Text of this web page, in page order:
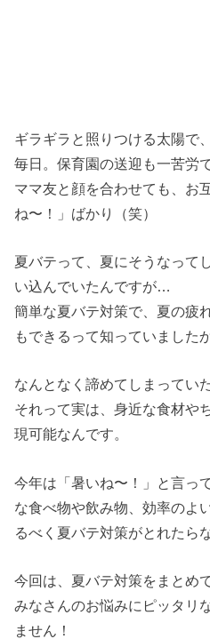
ギラギラと照りつける太陽で
毎日。保育園の送迎も一苦労
ママ友と顔を合わせても、お
ね〜！」ばかり（笑）
夏バテって、夏にそうなって
い込んでいたんですが…
簡単な夏バテ対策で、夏の疲
もできるって知っていました
なんとなく諦めてしまってい
それって実は、身近な食材や
現可能なんです。
今年は「暑いね〜！」と言っ
な食べ物や飲み物、効率のよ
るべく夏バテ対策がとれたら
今回は、夏バテ対策をまとめ
みなさんのお悩みにピッタリ
ません！